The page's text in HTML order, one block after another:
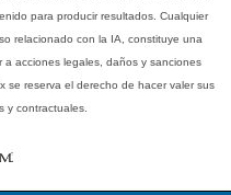
para producir resultados. Cualquier
relacionado con la IA, constituye una
acciones legales, daños y sanciones
se reserva el derecho de hacer valer sus
y contractuales.